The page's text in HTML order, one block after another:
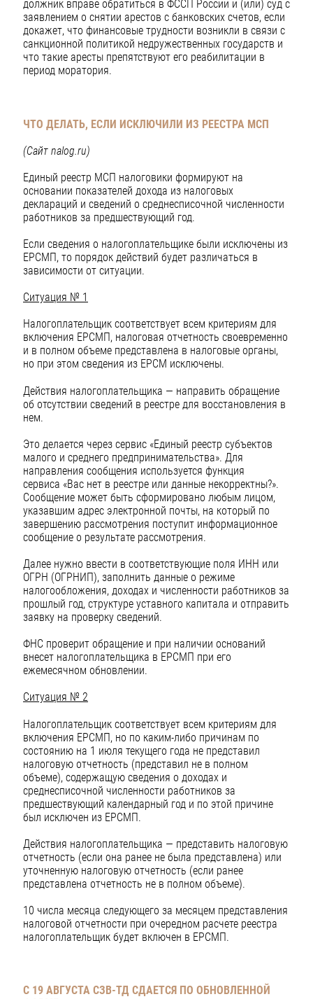
должник вправе обратиться в ФССП России и (или) суд с
заявлением о снятии арестов с банковских счетов, если
докажет, что финансовые трудности возникли в связи с
санкционной политикой недружественных государств и
что такие аресты препятствуют его реабилитации в
период моратория.
ЧТО ДЕЛАТЬ, ЕСЛИ ИСКЛЮЧИЛИ ИЗ РЕЕСТРА МСП
(Сайт nalog.ru)
Единый реестр МСП налоговики формируют на
основании показателей дохода из налоговых
деклараций и сведений о среднесписочной численности
работников за предшествующий год.
Если сведения о налогоплательщике были исключены из
ЕРСМП, то порядок действий будет различаться в
зависимости от ситуации.
Ситуация № 1
Налогоплательщик соответствует всем критериям для
включения ЕРСМП, налоговая отчетность своевременно
и в полном объеме представлена в налоговые органы,
но при этом сведения из ЕРСМ исключены.
Действия налогоплательщика — направить обращение
об отсутствии сведений в реестре для восстановления в
нем.
Это делается через сервис «Единый реестр субъектов
малого и среднего предпринимательства». Для
направления сообщения используется функция
сервиса «Вас нет в реестре или данные некорректны?».
Сообщение может быть сформировано любым лицом,
указавшим адрес электронной почты, на который по
завершению рассмотрения поступит информационное
сообщение о результате рассмотрения.
Далее нужно ввести в соответствующие поля ИНН или
ОГРН (ОГРНИП), заполнить данные о режиме
налогообложения, доходах и численности работников за
прошлый год, структуре уставного капитала и отправить
заявку на проверку сведений.
ФНС проверит обращение и при наличии оснований
внесет налогоплательщика в ЕРСМП при его
ежемесячном обновлении.
Ситуация № 2
Налогоплательщик соответствует всем критериям для
включения ЕРСМП, но по каким-либо причинам по
состоянию на 1 июля текущего года не представил
налоговую отчетность (представил не в полном
объеме), содержащую сведения о доходах и
среднесписочной численности работников за
предшествующий календарный год и по этой причине
был исключен из ЕРСМП.
Действия налогоплательщика — представить налоговую
отчетность (если она ранее не была представлена) или
уточненную налоговую отчетность (если ранее
представлена отчетность не в полном объеме).
10 числа месяца следующего за месяцем представления
налоговой отчетности при очередном расчете реестра
налогоплательщик будет включен в ЕРСМП.
С 19 АВГУСТА СЗВ-ТД СДАЕТСЯ ПО ОБНОВЛЕННОЙ